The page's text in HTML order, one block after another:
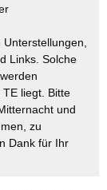
Unterstellungen,
Links. Solche
liegt. Bitte
und
zu
Dank für Ihr